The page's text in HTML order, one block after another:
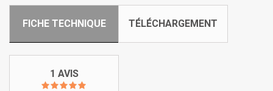
FICHE TECHNIQUE TÉLÉCHARGEMENT
1 AVIS